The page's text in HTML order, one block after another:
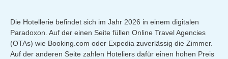
Die Hotellerie befindet sich im Jahr 2026 in einem digitalen
Paradoxon. Auf der einen Seite füllen Online Travel Agencies
(OTAs) wie Booking.com oder Expedia zuverlässig die Zimmer.
Auf der anderen Seite zahlen Hoteliers dafür einen hohen Preis